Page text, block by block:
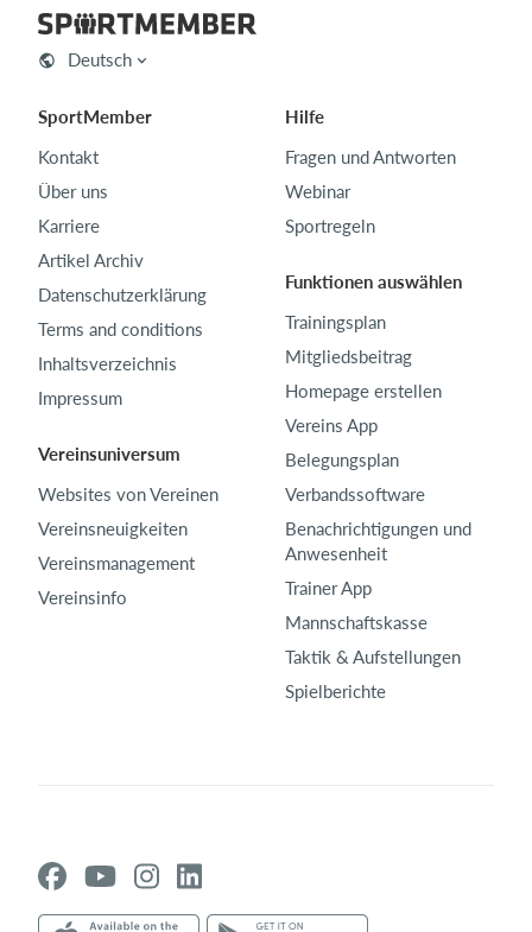
Deutsch
SportMember
Kontakt
Über uns
Karriere
Artikel Archiv
Datenschutzerklärung
Terms and conditions
Inhaltsverzeichnis
Impressum
Vereinsuniversum
Websites von Vereinen
Vereinsneuigkeiten
Vereinsmanagement
Vereinsinfo
Hilfe
Fragen und Antworten
Webinar
Sportregeln
Funktionen auswählen
Trainingsplan
Mitgliedsbeitrag
Homepage erstellen
Vereins App
Belegungsplan
Verbandssoftware
Benachrichtigungen und
Anwesenheit
Trainer App
Mannschaftskasse
Taktik & Aufstellungen
Spielberichte